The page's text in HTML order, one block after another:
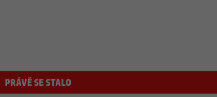
PRÁVĚ SE STALO